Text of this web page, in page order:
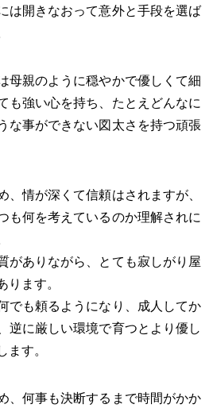
は開きなおって意外と手段を選ば
母親のように穏やかで優しくて細
も強い心を持ち、たとえどんなに
な事ができない図太さを持つ頑張
、情が深くて信頼はされますが、
も何を考えているのか理解されに
がありながら、とても寂しがり屋
ります。
でも頼るようになり、成人してか
逆に厳しい環境で育つとより優し
ます。
、何事も決断するまで時間がかか